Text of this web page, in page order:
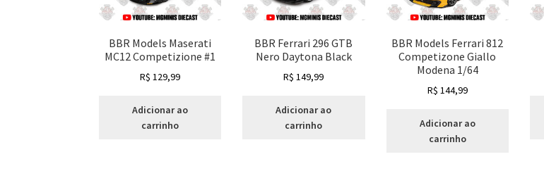
BBR Models Maserati
MC12 Competizione #1
R$ 129,99
Adicionar ao
carrinho
BBR Ferrari 296 GTB
Nero Daytona Black
R$ 149,99
Adicionar ao
carrinho
BBR Models Ferrari 812
Competizone Giallo
Modena 1/64
R$ 144,99
Adicionar ao
carrinho